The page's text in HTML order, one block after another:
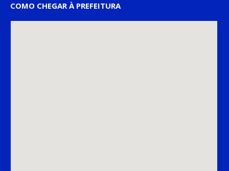
COMO CHEGAR À PREFEITURA